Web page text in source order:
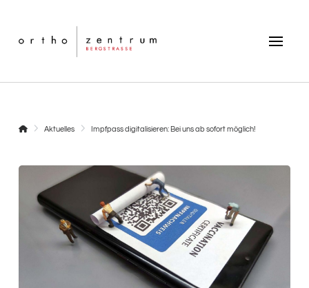
StartseiteAktuelles Impfpass digitalisieren: Bei uns ab sofort möglich!